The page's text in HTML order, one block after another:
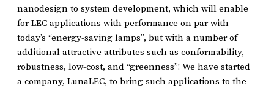
nanodesign to system development, which will enable
for LEC applications with performance on par with
today’s “energy-saving lamps”, but with a number of
additional attractive attributes such as conformability,
robustness, low-cost, and “greenness”! We have started
a company, LunaLEC, to bring such applications to the